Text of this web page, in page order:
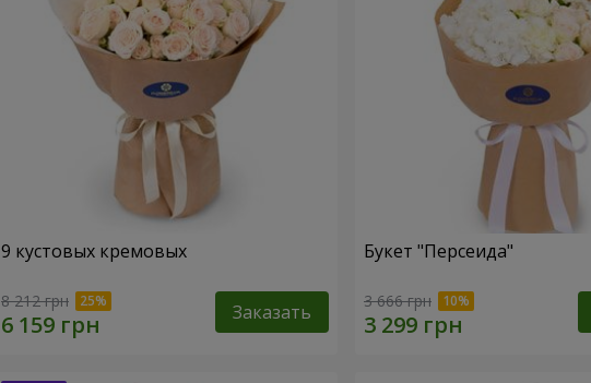
9 кустовых кремовых
8 212 грн Заказать
Букет "Персеида"
3 666 грн